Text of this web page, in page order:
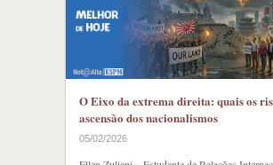
O Eixo da extrema direita: quais os
ascensão dos nacionalismos
05/02/2026